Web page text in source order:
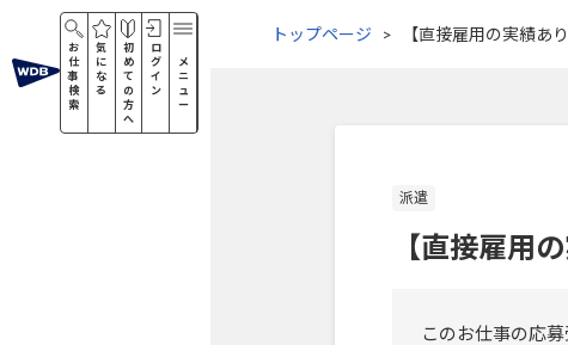
お
仕
事
検
索
気
に
な
る
初
め
て
の
方
へ
ロ
グ
イ
ン
メ
ニ
ュ
ー
トップページ 【直接雇用の実績あ
派遣
【直接雇用
このお仕事の応募